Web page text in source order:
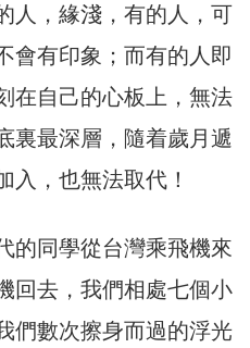
人，緣淺，有的人，可
會有印象；而有的人即
在自己的心板上，無法
裏最深層，隨着歲月遞
入，也無法取代！
的同學從台灣乘飛機來
回去，我們相處七個小
們數次擦身而過的浮光